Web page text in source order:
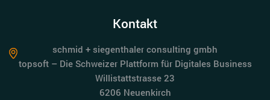
Kontakt
schmid + siegenthaler consulting gmbh
topsoft – Die Schweizer Plattform für Digitales Business
Willistattstrasse 23
6206 Neuenkirch